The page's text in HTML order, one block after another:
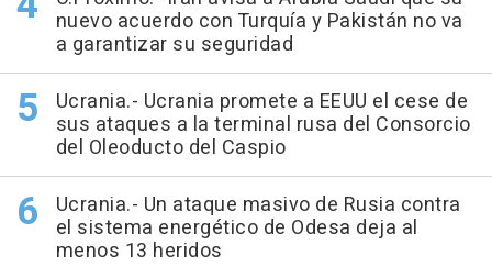
nuevo acuerdo con Turquía y Pakistán no va
a garantizar su seguridad
Ucrania.- Ucrania promete a EEUU el cese de
sus ataques a la terminal rusa del Consorcio
del Oleoducto del Caspio
Ucrania.- Un ataque masivo de Rusia contra
el sistema energético de Odesa deja al
menos 13 heridos